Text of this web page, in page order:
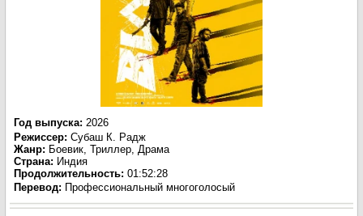
Год выпуска: 2026
Режиссер: Субаш К. Радж
Жанр: Боевик, Триллер, Драма
Страна: Индия
Продолжительность: 01:52:28
Перевод: Профессиональный многоголосый